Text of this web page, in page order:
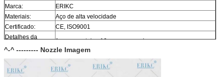
Marca:
ERIKC
Materiais:
Aço de alta velocidade
Certificado:
CE, ISO9001
Detalhes da
1 peça por tubo, 10 peças por caixa
10 ((cm) * 4,5 ((cm) * 7,5 ((cm)
Garantia: 12 meses
^-^ --------- Nozzle Imagem